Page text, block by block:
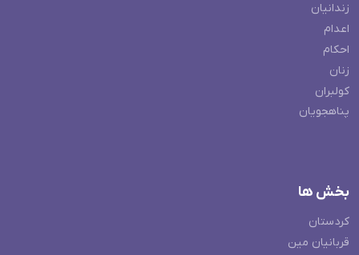
زندانیان
اعدام
احکام
زنان
کولبران
پناهجویان
بخش ها
کردستان
قربانیان مین